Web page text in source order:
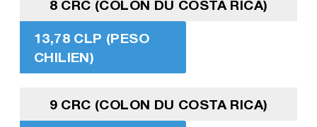
8 CRC (COLON DU COSTA RICA)
13,78 CLP (PESO
CHILIEN)
9 CRC (COLON DU COSTA RICA)